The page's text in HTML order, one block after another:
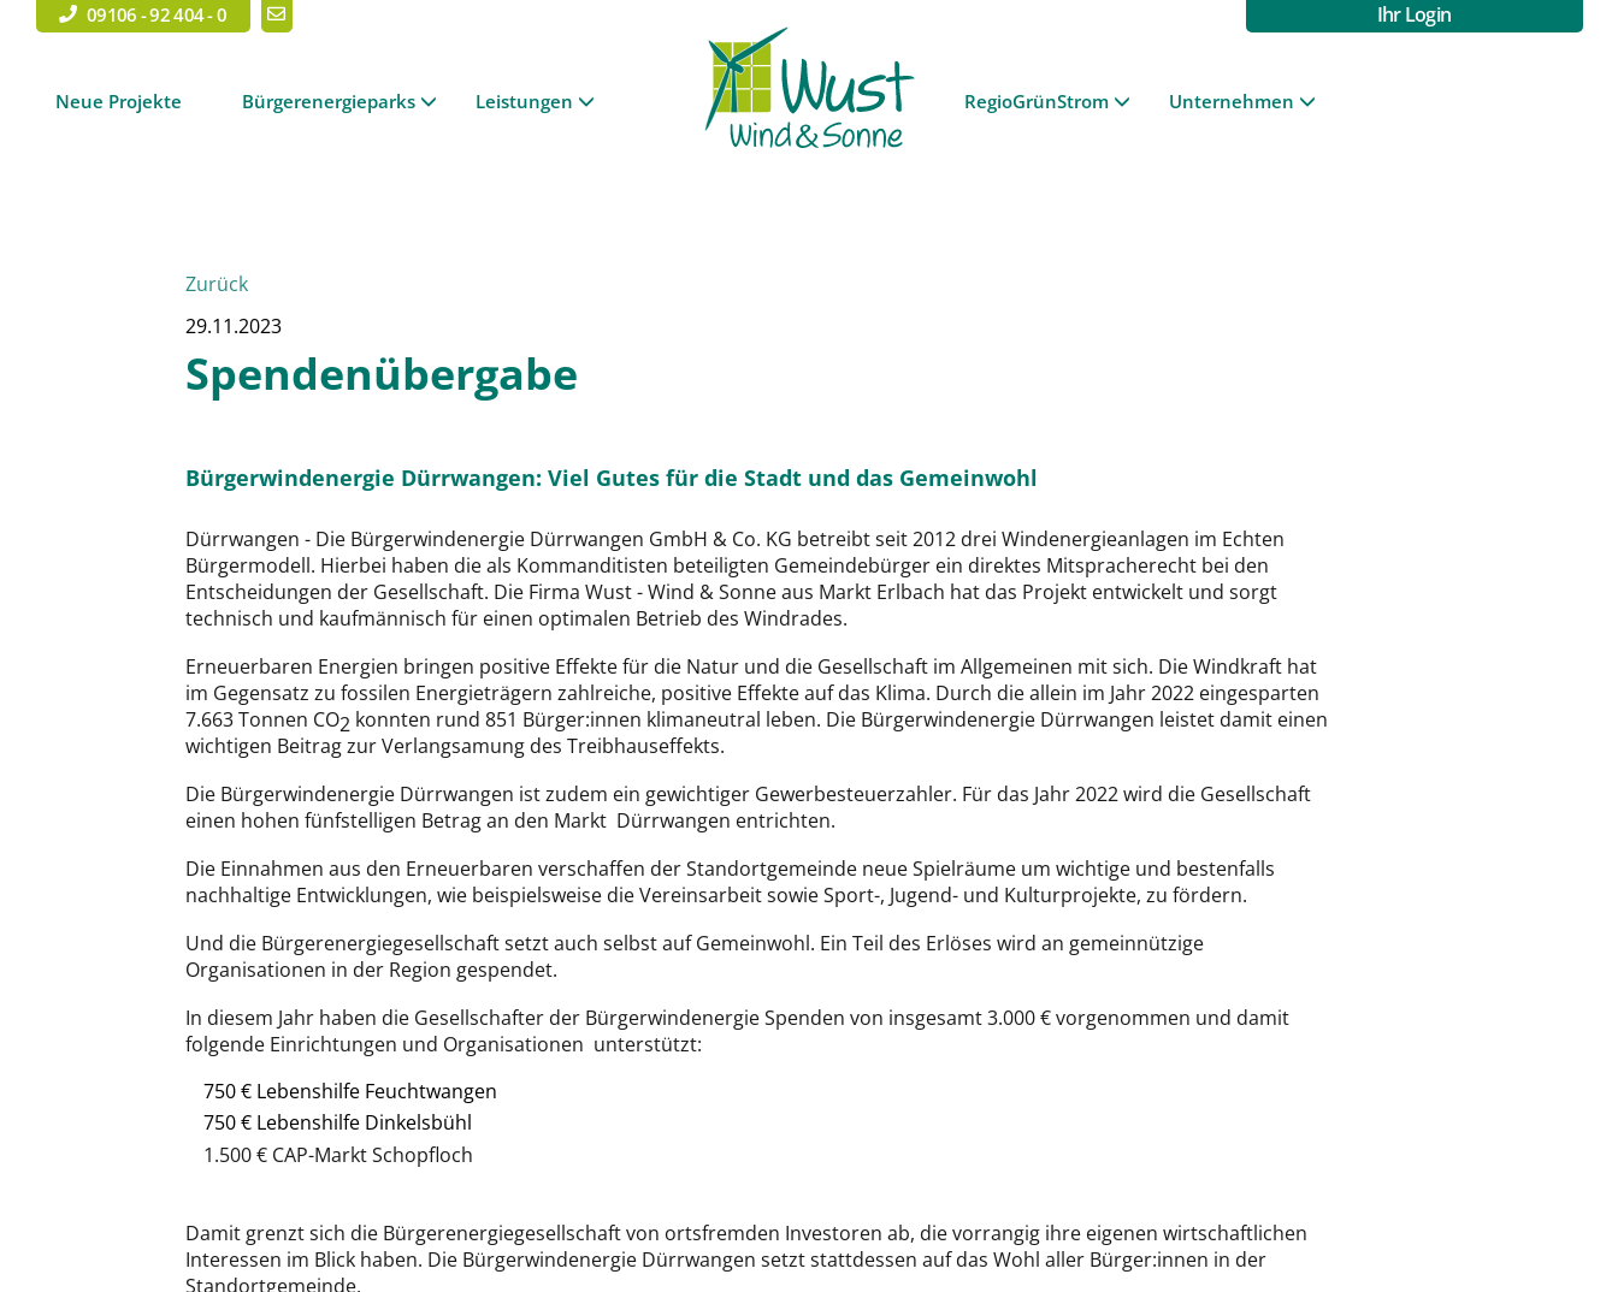
09106 - 92 404 - 0 Ihr Login
Neue Projekte Bürgerenergieparks Leistungen RegioGrünStrom Unternehmen
Zurück
29.11.2023
Spendenübergabe
Bürgerwindenergie Dürrwangen: Viel Gutes für die Stadt und das Gemeinwohl
Dürrwangen - Die Bürgerwindenergie Dürrwangen GmbH & Co. KG betreibt seit 2012 drei Windenergieanlagen im Echten
Bürgermodell. Hierbei haben die als Kommanditisten beteiligten Gemeindebürger ein direktes Mitspracherecht bei den
Entscheidungen der Gesellschaft. Die Firma Wust - Wind & Sonne aus Markt Erlbach hat das Projekt entwickelt und sorgt
technisch und kaufmännisch für einen optimalen Betrieb des Windrades.
Erneuerbaren Energien bringen positive Effekte für die Natur und die Gesellschaft im Allgemeinen mit sich. Die Windkraft hat
im Gegensatz zu fossilen Energieträgern zahlreiche, positive Effekte auf das Klima. Durch die allein im Jahr 2022 eingesparten
7.663 Tonnen CO2 konnten rund 851 Bürger:innen klimaneutral leben. Die Bürgerwindenergie Dürrwangen leistet damit einen
wichtigen Beitrag zur Verlangsamung des Treibhauseffekts.
Die Bürgerwindenergie Dürrwangen ist zudem ein gewichtiger Gewerbesteuerzahler. Für das Jahr 2022 wird die Gesellschaft
einen hohen fünfstelligen Betrag an den Markt Dürrwangen entrichten.
Die Einnahmen aus den Erneuerbaren verschaffen der Standortgemeinde neue Spielräume um wichtige und bestenfalls
nachhaltige Entwicklungen, wie beispielsweise die Vereinsarbeit sowie Sport-, Jugend- und Kulturprojekte, zu fördern.
Und die Bürgerenergiegesellschaft setzt auch selbst auf Gemeinwohl. Ein Teil des Erlöses wird an gemeinnützige
Organisationen in der Region gespendet.
In diesem Jahr haben die Gesellschafter der Bürgerwindenergie Spenden von insgesamt 3.000 € vorgenommen und damit
folgende Einrichtungen und Organisationen unterstützt:
750 € Lebenshilfe Feuchtwangen
750 € Lebenshilfe Dinkelsbühl
1.500 € CAP-Markt Schopfloch
Damit grenzt sich die Bürgerenergiegesellschaft von ortsfremden Investoren ab, die vorrangig ihre eigenen wirtschaftlichen
Interessen im Blick haben. Die Bürgerwindenergie Dürrwangen setzt stattdessen auf das Wohl aller Bürger:innen in der
Standortgemeinde.